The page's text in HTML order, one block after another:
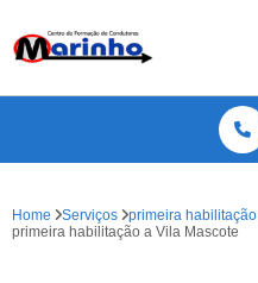
Home Serviços primeira habilitação
primeira habilitação a Vila Mascote